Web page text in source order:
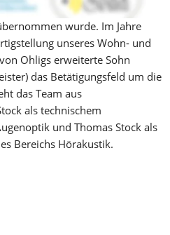
Jahre später von Sohn
wurde. Im Jahre
unseres Wohn- und
Ohligs erweiterte Sohn
das Betätigungsfeld um die
das Team aus
als technischem
und Thomas Stock als
Bereichs Hörakustik.